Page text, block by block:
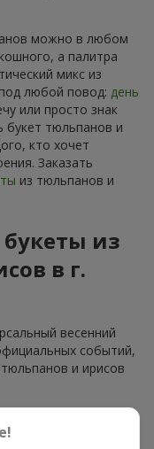
можно в любом
а палитра
микс из
любой повод: день
или просто знак
букет тюльпанов и
кто хочет
Заказать
из тюльпанов и
из
в г.
весенний
событий,
и ирисов